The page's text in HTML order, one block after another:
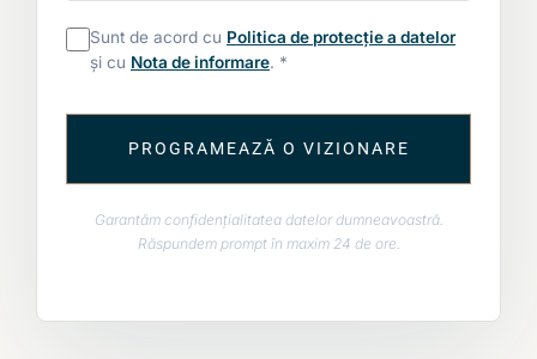
Sunt de acord cu Politica de protecție a datelor
și cu Nota de informare. *
PROGRAMEAZĂ O VIZIONARE
Garantăm confidențialitatea datelor dumneavoastră.
Răspundem prompt în maxim 24 de ore.